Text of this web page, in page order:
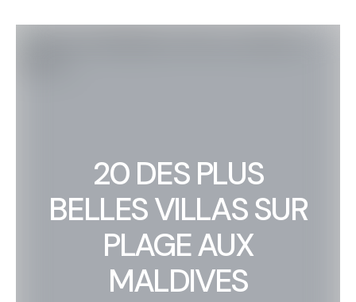
20 DES PLUS
BELLES VILLAS SUR
PLAGE AUX
MALDIVES